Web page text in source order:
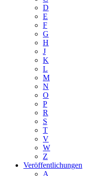
D
E
F
G
H
J
K
L
M
N
O
P
R
S
T
V
W
Z
Veröffentlichungen
A